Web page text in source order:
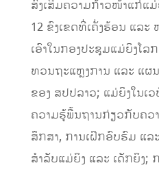
ສົ່ງເສີມຄວາມກ້າວໜ້າແກ່ແ
12 ຂົງເຂດທີ່ເຄັ່ງຮ້ອນ ແລ
ເອົາໃນກອງປະຊຸມແມ່ຍິງໂລ
ທວນຖະແຫຼງການ ແລະ ແຜ
ຂອງ ສປປລາວ; ແມ່ຍິງໃນເ
ຄວາມຮູ້ພື້ນຖານກ່ຽວກັບຄວ
ສຶກສາ, ການເຝິກອົບຮົມ ແ
ສໍາລັບແມ່ຍິງ ແລະ ເດັກຍິງ; ກ